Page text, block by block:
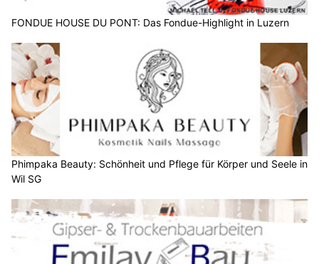
FONDUE HOUSE DU PONT: Das Fondue-Highlight in Luzern
Phimpaka Beauty: Schönheit und Pflege für Körper und Seele in
Wil SG